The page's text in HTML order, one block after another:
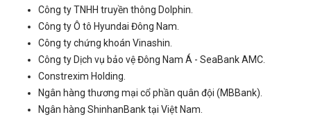
Công ty TNHH truyền thông Dolphin.
Công ty Ô tô Hyundai Đông Nam.
Công ty chứng khoán Vinashin.
Công ty Dịch vụ bảo vệ Đông Nam Á - SeaBank AMC.
Constrexim Holding.
Ngân hàng thương mại cổ phần quân đội (MBBank).
Ngân hàng ShinhanBank tại Việt Nam.